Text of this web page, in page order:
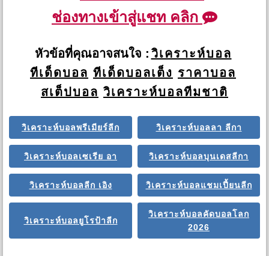
ช่องทางเข้าสู่แชท คลิก
หัวข้อที่คุณอาจสนใจ : วิเคราะห์บอล
ทีเด็ดบอล ทีเด็ดบอลเต็ง ราคาบอล
สเต็ปบอล วิเคราะห์บอลทีมชาติ
วิเคราะห์บอลพรีเมียร์ลีก วิเคราะห์บอลลา ลีกา
วิเคราะห์บอลเซเรีย อา วิเคราะห์บอลบุนเดสลีกา
วิเคราะห์บอลลีก เอิง วิเคราะห์บอลแชมเปี้ยนลีก
วิเคราะห์บอลยูโรป้าลีก
วิเคราะห์บอลคัดบอลโลก
2026